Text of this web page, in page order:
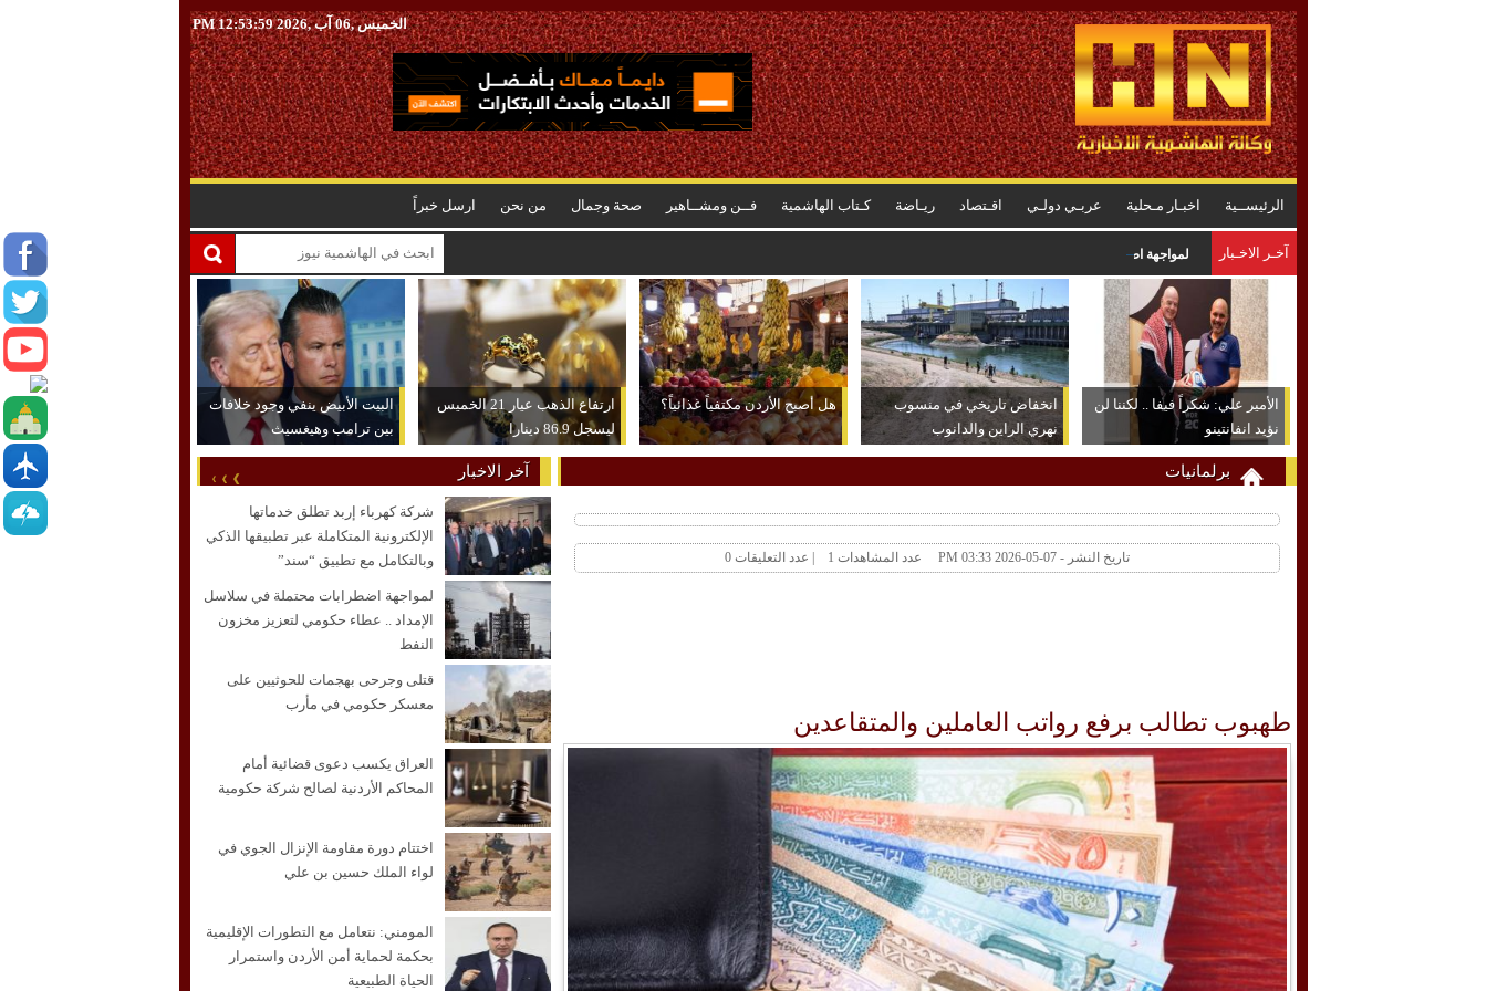
الخميس ,06 آب ,2026 12:54:00 PM
الرئيســية اخبـار مـحلية عربـي دولـي اقـتصاد ريـاضة كـتاب الهاشمية فــن ومشــاهير صحة وجمال من نحن ارسل خبراً
آخـر الاخـبار لمواجهة اضطرابات محتملة في سلاسل الإمداد .. عطاء حكومي لتعزيز مخزون النفط
الأمير علي: شكراً فيفا .. لكننا لن
نؤيد انفانتينو
انخفاض تاريخي في منسوب
نهري الراين والدانوب
هل أصبح الأردن مكتفياً غذائياً؟
ارتفاع الذهب عيار 21 الخميس
ليسجل 86.9 دينارا
البيت الأبيض ينفي وجود خلافات
بين ترامب وهيغسيث
برلمانيات
تاريخ النشر - 07-05-2026 03:33 PM عدد المشاهدات 1 | عدد التعليقات 0
طهبوب تطالب برفع رواتب العاملين والمتقاعدين
آخر الاخبار
شركة كهرباء إربد تطلق خدماتها
الإلكترونية المتكاملة عبر تطبيقها الذكي
وبالتكامل مع تطبيق “سند”
لمواجهة اضطرابات محتملة في سلاسل
الإمداد .. عطاء حكومي لتعزيز مخزون
النفط
قتلى وجرحى بهجمات للحوثيين على
معسكر حكومي في مأرب
العراق يكسب دعوى قضائية أمام
المحاكم الأردنية لصالح شركة حكومية
اختتام دورة مقاومة الإنزال الجوي في
لواء الملك حسين بن علي
المومني: نتعامل مع التطورات الإقليمية
بحكمة لحماية أمن الأردن واستمرار
الحياة الطبيعية